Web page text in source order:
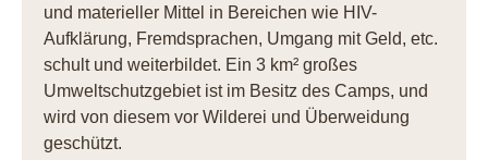
und materieller Mittel in Bereichen wie HIV-
Aufklärung, Fremdsprachen, Umgang mit Geld, etc.
schult und weiterbildet. Ein 3 km² großes
Umweltschutzgebiet ist im Besitz des Camps, und
wird von diesem vor Wilderei und Überweidung
geschützt.